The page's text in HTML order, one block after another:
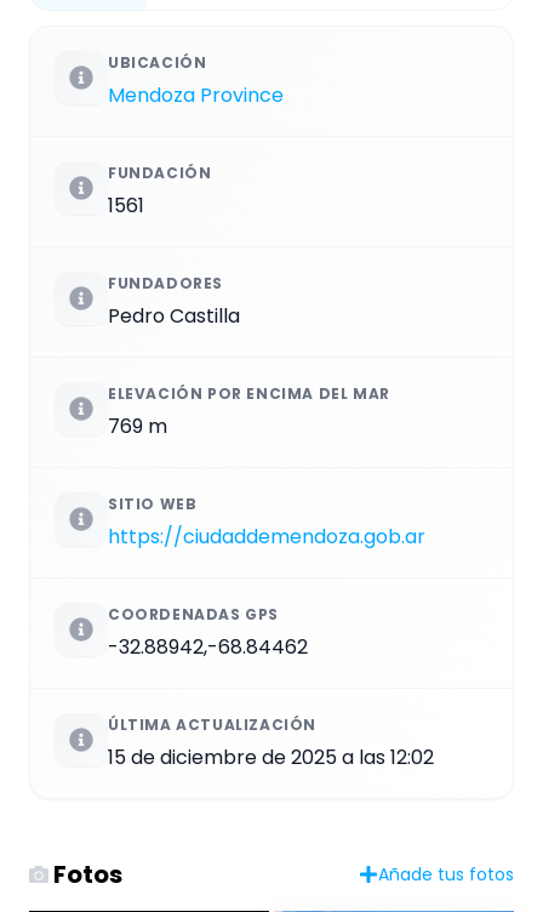
UBICACIÓN
Mendoza Province
FUNDACIÓN
1561
FUNDADORES
Pedro Castilla
ELEVACIÓN POR ENCIMA DEL MAR
769 m
SITIO WEB
https://ciudaddemendoza.gob.ar
COORDENADAS GPS
-32.88942,-68.84462
ÚLTIMA ACTUALIZACIÓN
15 de diciembre de 2025 a las 12:02
Fotos Añade tus fotos